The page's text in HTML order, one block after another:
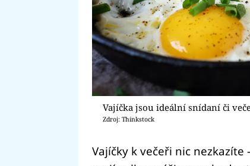
Vajíčka jsou ideální snídaní či
Zdroj: Thinkstock
Vajíčky k večeři nic